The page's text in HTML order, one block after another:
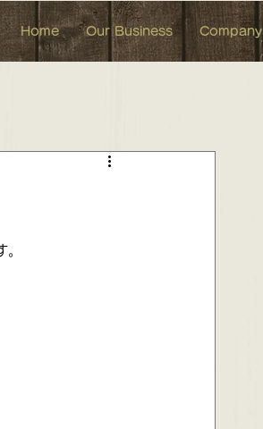
Home Our Business Company
人形 イベント イベント参加